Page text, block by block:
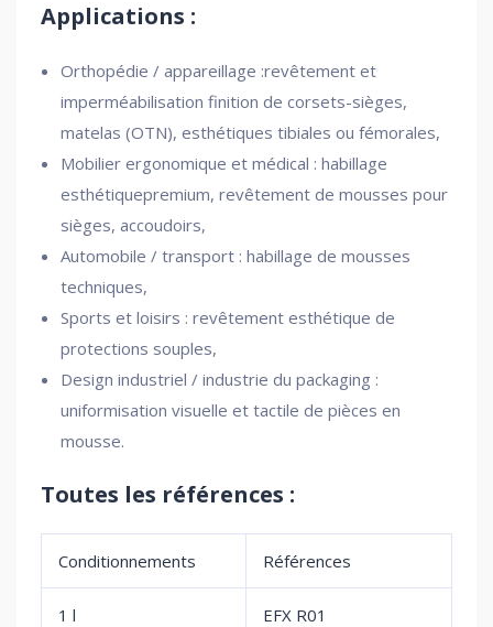
Applications :
Orthopédie / appareillage :revêtement et
imperméabilisation finition de corsets-sièges,
matelas (OTN), esthétiques tibiales ou fémorales,
Mobilier ergonomique et médical : habillage
esthétiquepremium, revêtement de mousses pour
sièges, accoudoirs,
Automobile / transport : habillage de mousses
techniques,
Sports et loisirs : revêtement esthétique de
protections souples,
Design industriel / industrie du packaging :
uniformisation visuelle et tactile de pièces en
mousse.
Toutes les références :
Conditionnements Références
1 l EFX R01